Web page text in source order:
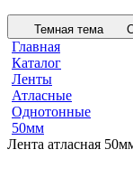
Темная тема
Главная
Каталог
Ленты
Атласные
Однотонные
50мм
Лента атласная